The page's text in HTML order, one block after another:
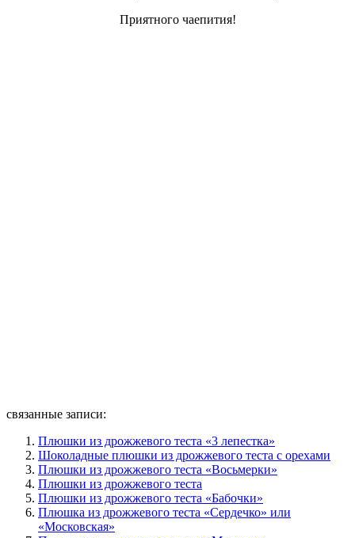
Приятного чаепития!
связанные записи:
Плюшки из дрожжевого теста «3 лепестка»
Шоколадные плюшки из дрожжевого теста с орехами
Плюшки из дрожжевого теста «Восьмерки»
Плюшки из дрожжевого теста
Плюшки из дрожжевого теста «Бабочки»
Плюшка из дрожжевого теста «Сердечко» или
«Московская»